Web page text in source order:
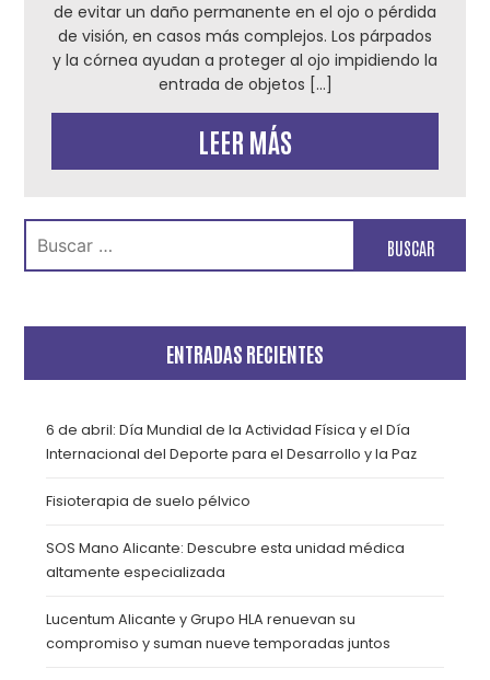
de evitar un daño permanente en el ojo o pérdida
de visión, en casos más complejos. Los párpados
y la córnea ayudan a proteger al ojo impidiendo la
entrada de objetos […]
LEER MÁS
Buscar:
ENTRADAS RECIENTES
6 de abril: Día Mundial de la Actividad Física y el Día
Internacional del Deporte para el Desarrollo y la Paz
Fisioterapia de suelo pélvico
SOS Mano Alicante: Descubre esta unidad médica
altamente especializada
Lucentum Alicante y Grupo HLA renuevan su
compromiso y suman nueve temporadas juntos